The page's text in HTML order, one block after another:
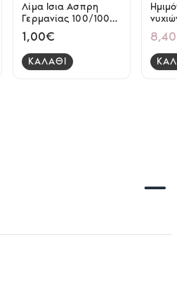
Λίμα Ισια Ασπρη
Γερμανίας 100/100
(Πράσινη)
1,00€
ΚΑΛΑΘΙ
Base